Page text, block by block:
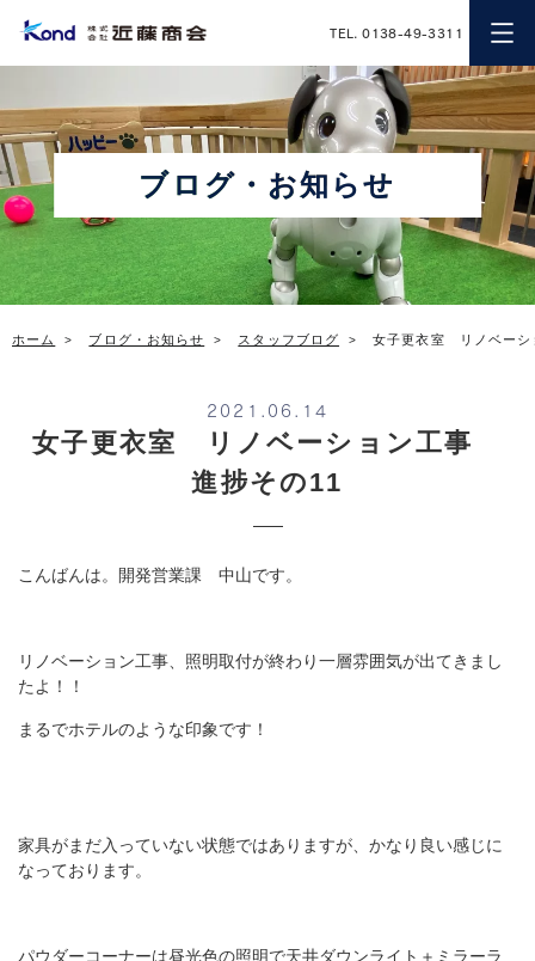
近藤商会
TEL. 0138-49-3311
ブログ・お知らせ
ホーム ブログ・お知らせ スタッフブログ 女子更衣室 リノベー
2021.06.14
女子更衣室 リノベーション工事
進捗その11
こんばんは。開発営業課 中山です。
リノベーション工事、照明取付が終わり一層雰囲気が出てきまし
たよ！！
まるでホテルのような印象です！
家具がまだ入っていない状態ではありますが、かなり良い感じに
なっております。
パウダーコーナーは昼光色の照明で天井ダウンライト＋ミラーラ